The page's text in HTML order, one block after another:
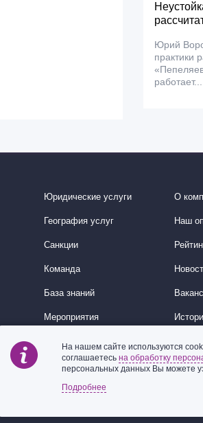
Юрий
практики
работает...
Юридические услуги
География услуг
Санкции
Команда
База знаний
Мероприятия
О
Наш
На нашем сайте используются
соглашаетесь на обработку
персональных данных Вы можете
Подробнее